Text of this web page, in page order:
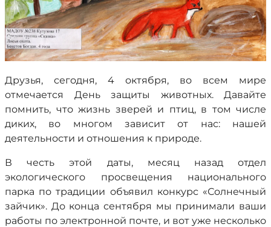
Друзья, сегодня, 4 октября, во всем мире
отмечается День защиты животных. Давайте
помнить, что жизнь зверей и птиц, в том числе
диких, во многом зависит от нас: нашей
деятельности и отношения к природе.
В честь этой даты, месяц назад отдел
экологического просвещения национального
парка по традиции объявил конкурс «Солнечный
зайчик». До конца сентября мы принимали ваши
работы по электронной почте, и вот уже несколько